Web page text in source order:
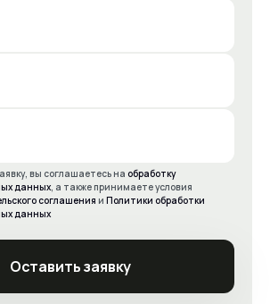
вы соглашаетесь на обработку
данных, а также принимаете условия
соглашения и Политики обработки
данных
Оставить заявку